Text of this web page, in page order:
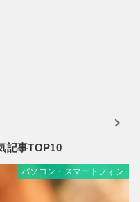
記事TOP10
パソコン・スマートフォン